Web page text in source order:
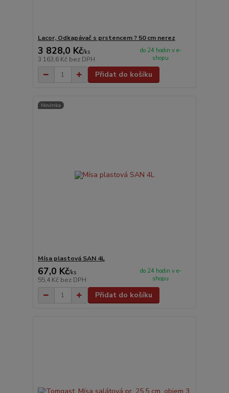
Lacor, Odkapávač s prstencem ? 50 cm nerez
3 828,0 Kč/ks
3 163,6 Kč bez DPH
do 24 hodin v e-
shopu
Přidat do košíku
Novinka
Mísa plastová SAN 4L
67,0 Kč/ks
55,4 Kč bez DPH
do 24 hodin v e-
shopu
Přidat do košíku